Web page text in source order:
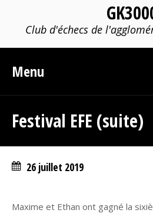
Club d'échecs de
Menu
Festival EFE (suite)
26 juillet 2019
Maxime et Ethan ont gagné la